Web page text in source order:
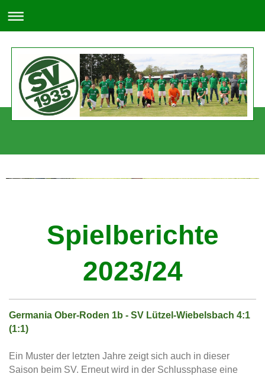
Spielberichte
2023/24
Germania Ober-Roden 1b - SV Lützel-Wiebelsbach 4:1
(1:1)
Ein Muster der letzten Jahre zeigt sich auch in dieser
Saison beim SV. Erneut wird in der Schlussphase eine